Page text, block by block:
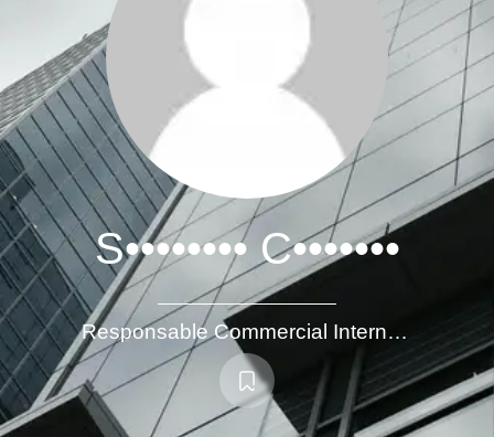
S•••••••• C•••••••
Responsable Commercial International / Business Development Manager